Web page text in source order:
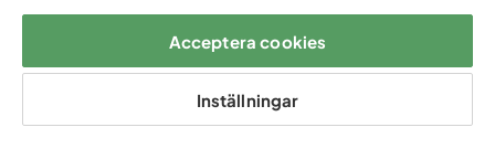
Acceptera cookies
Inställningar